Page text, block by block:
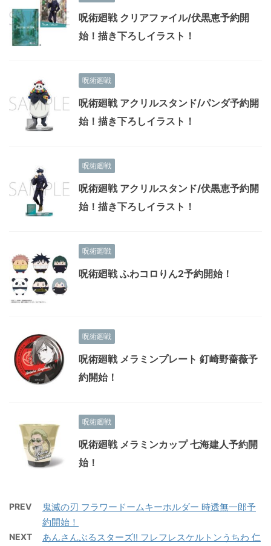
呪術廻戦 クリアファイル/伏黒恵予約開
始！描き下ろしイラスト！
呪術廻戦
呪術廻戦 アクリルスタンド/パンダ予約開
始！描き下ろしイラスト！
呪術廻戦
呪術廻戦 アクリルスタンド/伏黒恵予約開
始！描き下ろしイラスト！
呪術廻戦
呪術廻戦 ふわコロりん2予約開始！
呪術廻戦
呪術廻戦 メラミンプレート 釘崎野薔薇予
約開始！
呪術廻戦
呪術廻戦 メラミンカップ 七海建人予約開
始！
PREV
鬼滅の刃 フラワードームキーホルダー 時透無一郎予
約開始！
NEXT
あんさんぶるスターズ!! フレフレスケルトンうちわ 仁